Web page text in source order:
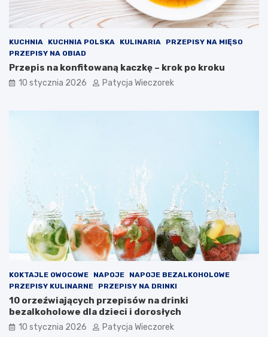
KUCHNIA KUCHNIA POLSKA KULINARIA
PRZEPISY NA MIĘSO
PRZEPISY NA OBIAD
Przepis na konfitowaną kaczkę – krok po kroku
10 stycznia 2026 Patycja Wieczorek
KOKTAJLE OWOCOWE NAPOJE
NAPOJE BEZALKOHOLOWE
PRZEPISY KULINARNE
PRZEPISY NA DRINKI
10 orzeźwiających przepisów na drinki
bezalkoholowe dla dzieci i dorosłych
10 stycznia 2026 Patycja Wieczorek